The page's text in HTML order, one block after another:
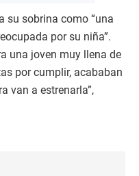
su sobrina como “una
por su niña”.
una joven muy llena de
por cumplir, acababan
van a estrenarla”,